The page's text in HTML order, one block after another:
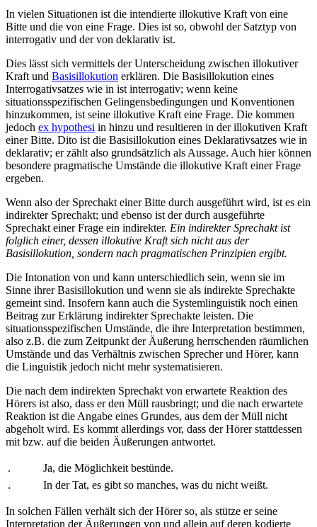
In vielen Situationen ist die intendierte illokutive Kraft von eine
Bitte und die von eine Frage. Dies ist so, obwohl der Satztyp von
interrogativ und der von deklarativ ist.
Dies lässt sich vermittels der Unterscheidung zwischen illokutiver
Kraft und Basisillokution erklären. Die Basisillokution eines
Interrogativsatzes wie in ist interrogativ; wenn keine
situationsspezifischen Gelingensbedingungen und Konventionen
hinzukommen, ist seine illokutive Kraft eine Frage. Die kommen
jedoch ex hypothesi in hinzu und resultieren in der illokutiven Kraft
einer Bitte. Dito ist die Basisillokution eines Deklarativsatzes wie in
deklarativ; er zählt also grundsätzlich als Aussage. Auch hier können
besondere pragmatische Umstände die illokutive Kraft einer Frage
ergeben.
Wenn also der Sprechakt einer Bitte durch ausgeführt wird, ist es ein
indirekter Sprechakt; und ebenso ist der durch ausgeführte
Sprechakt einer Frage ein indirekter. Ein indirekter Sprechakt ist
folglich einer, dessen illokutive Kraft sich nicht aus der
Basisillokution, sondern nach pragmatischen Prinzipien ergibt.
Die Intonation von und kann unterschiedlich sein, wenn sie im
Sinne ihrer Basisillokution und wenn sie als indirekte Sprechakte
gemeint sind. Insofern kann auch die Systemlinguistik noch einen
Beitrag zur Erklärung indirekter Sprechakte leisten. Die
situationsspezifischen Umstände, die ihre Interpretation bestimmen,
also z.B. die zum Zeitpunkt der Äußerung herrschenden räumlichen
Umstände und das Verhältnis zwischen Sprecher und Hörer, kann
die Linguistik jedoch nicht mehr systematisieren.
Die nach dem indirekten Sprechakt von erwartete Reaktion des
Hörers ist also, dass er den Müll rausbringt; und die nach erwartete
Reaktion ist die Angabe eines Grundes, aus dem der Müll nicht
abgeholt wird. Es kommt allerdings vor, dass der Hörer stattdessen
mit bzw. auf die beiden Äußerungen antwortet.
.
Ja, die Möglichkeit bestünde.
.
In der Tat, es gibt so manches, was du nicht weißt.
In solchen Fällen verhält sich der Hörer so, als stütze er seine
Interpretation der Äußerungen von und allein auf deren kodierte